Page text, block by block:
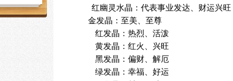
红幽灵水晶：代表事业发达、财运兴旺
金发晶：至美、至尊
红发晶：热烈、活泼
黄发晶：红火、兴旺
黑发晶：偏财、解厄
绿发晶：幸福、好运